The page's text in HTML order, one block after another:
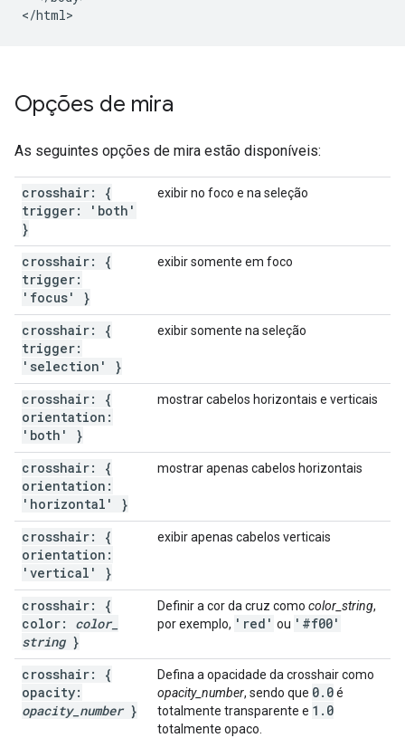
Opções de mira
As seguintes opções de mira estão disponíveis:
crosshair: {
trigger: 'both'
}
exibir no foco e na seleção
crosshair: {
trigger:
'focus' }
exibir somente em foco
crosshair: {
trigger:
'selection' }
exibir somente na seleção
crosshair: {
orientation:
'both' }
mostrar cabelos horizontais e verticais
crosshair: {
orientation:
'horizontal' }
mostrar apenas cabelos horizontais
crosshair: {
orientation:
'vertical' }
exibir apenas cabelos verticais
crosshair: {
color: color_
string}
Definir a cor da cruz como color_string,
por exemplo, 'red' ou '#f00'
crosshair: {
opacity:
opacity_ number}
Defina a opacidade da crosshair como
opacity_number, sendo que 0. 0é
totalmente transparente e 1 . 0
totalmente opaco.